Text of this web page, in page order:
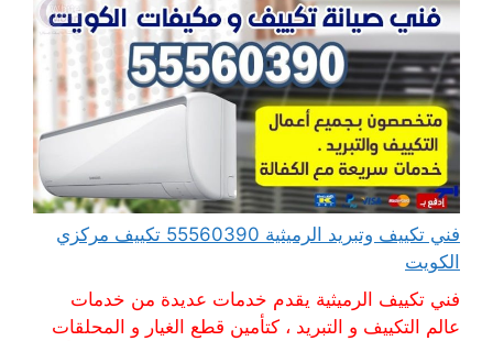
فني تكييف وتبريد الرميثية 55560390 تكييف مركزي
الكويت
فني تكييف الرميثية يقدم خدمات عديدة من خدمات
عالم التكييف و التبريد ، كتأمين قطع الغيار و المحلقات